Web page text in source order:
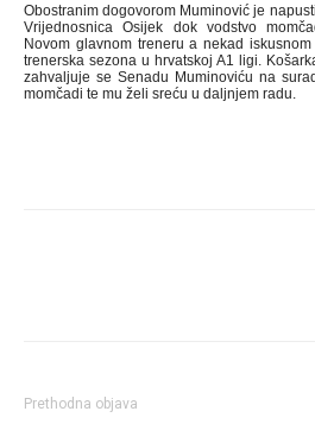
Obostranim dogovorom Muminović je
Vrijednosnica Osijek dok vodstvo
Novom glavnom treneru a nekad
trenerska sezona u hrvatskoj A1 ligi.
zahvaljuje se Senadu Muminoviću na
momčadi te mu želi sreću u daljnjem radu.
Prethodna objava